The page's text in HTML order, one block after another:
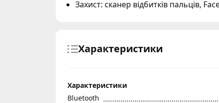
Захист: сканер відбитків пальців,
Характеристики
Характеристики
Bluetooth